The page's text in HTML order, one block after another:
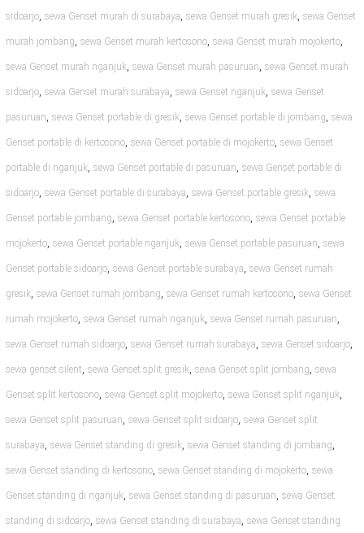
sidoarjo, sewa Genset murah di surabaya, sewa Genset murah gresik, sewa Genset
murah jombang, sewa Genset murah kertosono, sewa Genset murah mojokerto,
sewa Genset murah nganjuk, sewa Genset murah pasuruan, sewa Genset murah
sidoarjo, sewa Genset murah surabaya, sewa Genset nganjuk, sewa Genset
pasuruan, sewa Genset portable di gresik, sewa Genset portable di jombang, sewa
Genset portable di kertosono, sewa Genset portable di mojokerto, sewa Genset
portable di nganjuk, sewa Genset portable di pasuruan, sewa Genset portable di
sidoarjo, sewa Genset portable di surabaya, sewa Genset portable gresik, sewa
Genset portable jombang, sewa Genset portable kertosono, sewa Genset portable
mojokerto, sewa Genset portable nganjuk, sewa Genset portable pasuruan, sewa
Genset portable sidoarjo, sewa Genset portable surabaya, sewa Genset rumah
gresik, sewa Genset rumah jombang, sewa Genset rumah kertosono, sewa Genset
rumah mojokerto, sewa Genset rumah nganjuk, sewa Genset rumah pasuruan,
sewa Genset rumah sidoarjo, sewa Genset rumah surabaya, sewa Genset sidoarjo,
sewa genset silent, sewa Genset split gresik, sewa Genset split jombang, sewa
Genset split kertosono, sewa Genset split mojokerto, sewa Genset split nganjuk,
sewa Genset split pasuruan, sewa Genset split sidoarjo, sewa Genset split
surabaya, sewa Genset standing di gresik, sewa Genset standing di jombang,
sewa Genset standing di kertosono, sewa Genset standing di mojokerto, sewa
Genset standing di nganjuk, sewa Genset standing di pasuruan, sewa Genset
standing di sidoarjo, sewa Genset standing di surabaya, sewa Genset standing